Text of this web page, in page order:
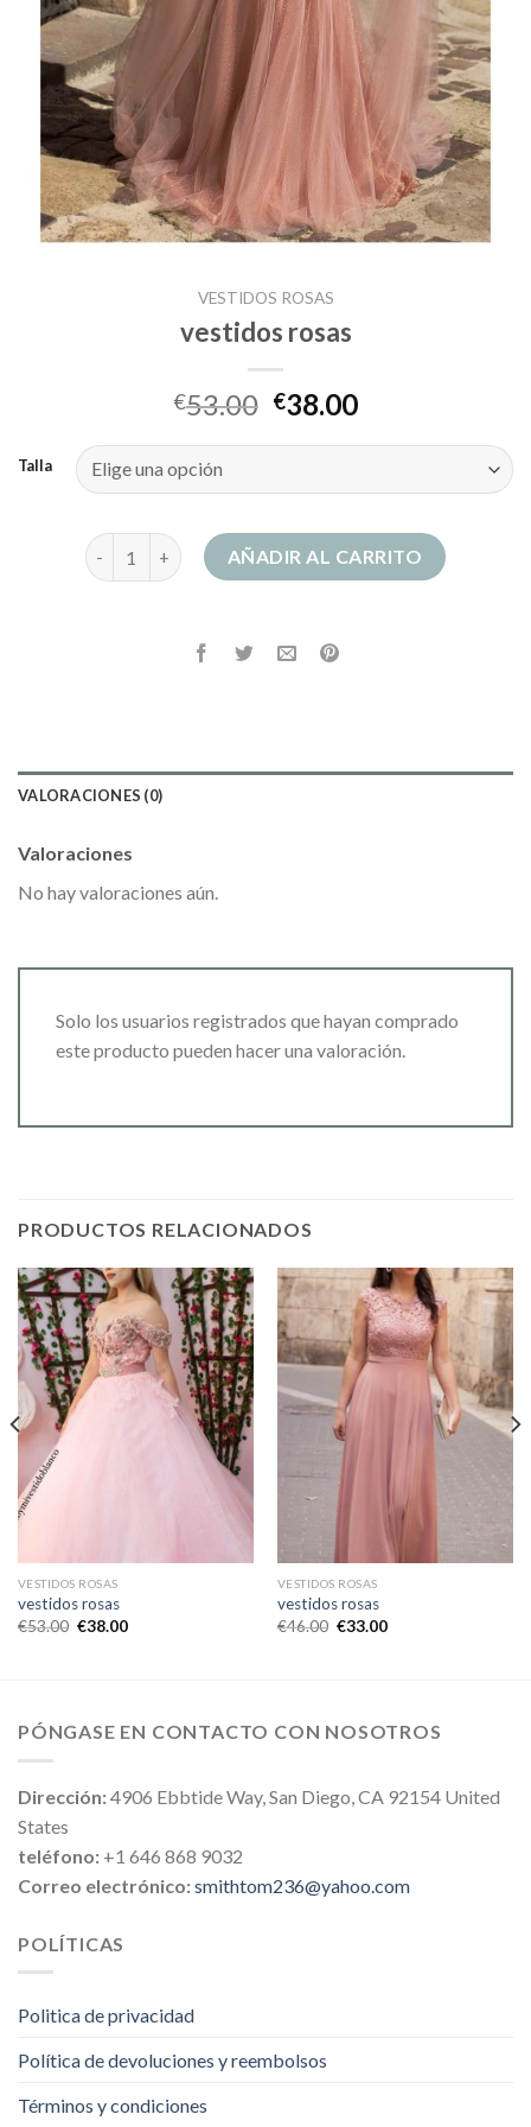
VESTIDOS ROSAS
vestidos rosas
€53.00 €38.00
Talla
vestidos rosas cantidadAÑADIR AL CARRITO
VALORACIONES (0)
Valoraciones
No hay valoraciones aún.
Solo los usuarios registrados que hayan comprado
este producto pueden hacer una valoración.
PRODUCTOS RELACIONADOS
VESTIDOS ROSAS
vestidos rosas
€53.00 €38.00
VESTIDOS ROSAS
vestidos rosas
€46.00 €33.00
PÓNGASE EN CONTACTO CON NOSOTROS
Dirección:4906 Ebbtide Way, San Diego, CA 92154 United
States
teléfono: +1 646 868 9032
Correo electrónico:smithtom236@yahoo.com
POLÍTICAS
Politica de privacidad
Política de devoluciones y reembolsos
Términos y condiciones